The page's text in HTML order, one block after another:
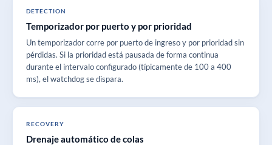
DETECTION
Temporizador por puerto y por prioridad
Un temporizador corre por puerto de ingreso y por prioridad sin
pérdidas. Si la prioridad está pausada de forma continua
durante el intervalo configurado (típicamente de 100 a 400
ms), el watchdog se dispara.
RECOVERY
Drenaje automático de colas